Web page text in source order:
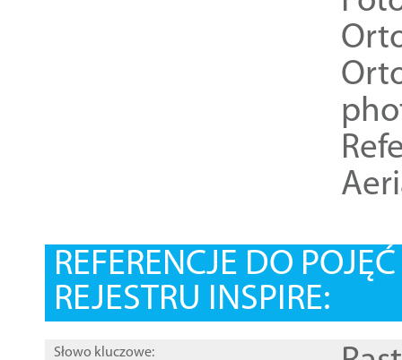
REFERENCJE DO
REJESTRU INSPIRE:
Słowo kluczowe: